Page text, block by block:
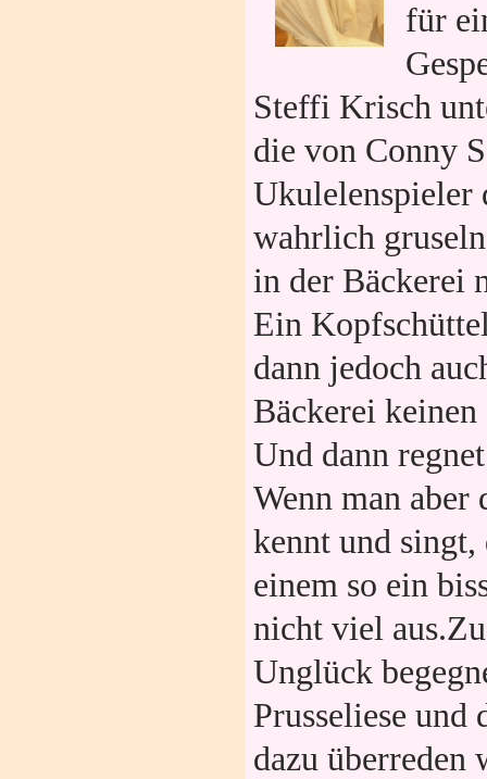
für
Steffi Krisch
die von Conny
Ukulelenspieler
wahrlich
in der Bäckerei
Ein
dann jedoch
Bäckerei
Und dann
Wenn man aber
kennt und singt,
einem so ein
nicht viel
Unglück
Prusseliese und
dazu überreden